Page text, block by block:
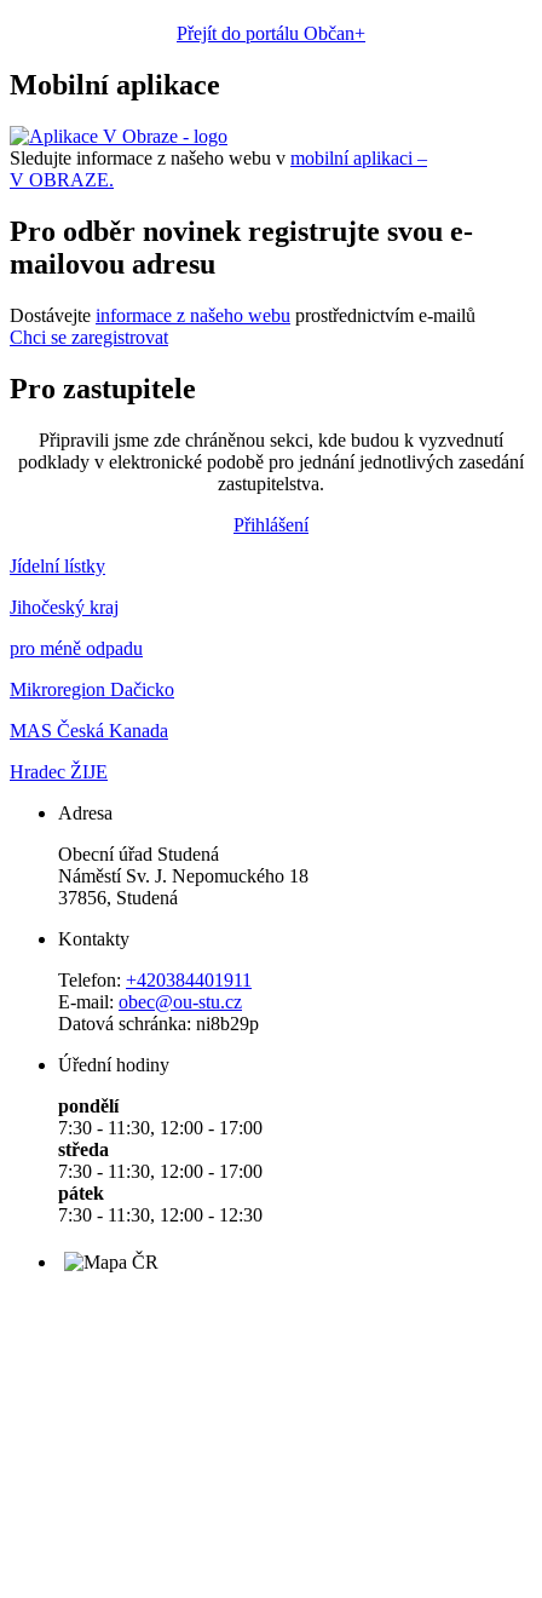
Přejít do portálu Občan+
Mobilní aplikace
Sledujte informace z našeho webu v mobilní aplikaci –
V OBRAZE.
Pro odběr novinek registrujte svou e-
mailovou adresu
Dostávejte informace z našeho webu prostřednictvím e-mailů
Chci se zaregistrovat
Pro zastupitele
Připravili jsme zde chráněnou sekci, kde budou k vyzvednutí
podklady v elektronické podobě pro jednání jednotlivých zasedání
zastupitelstva.
Přihlášení
Jídelní lístky
Jihočeský kraj
pro méně odpadu
Mikroregion Dačicko
MAS Česká Kanada
Hradec ŽIJE
Adresa
Obecní úřad Studená
Náměstí Sv. J. Nepomuckého 18
37856, Studená
Kontakty
Telefon: +420384401911
E-mail: obec@ou-stu.cz
Datová schránka: ni8b29p
Úřední hodiny
pondělí
7:30 - 11:30, 12:00 - 17:00
středa
7:30 - 11:30, 12:00 - 17:00
pátek
7:30 - 11:30, 12:00 - 12:30